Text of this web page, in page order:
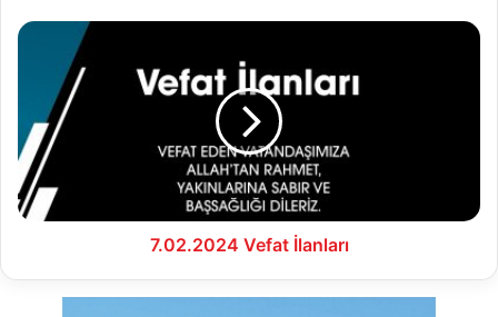
7.02.2024
7.02.2024 Vefat İlanları